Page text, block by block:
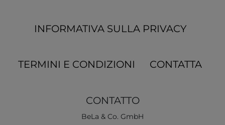
INFORMATIVA SULLA PRIVACY
TERMINI E CONDIZIONI CONTATTA
CONTATTO
BeLa & Co. GmbH